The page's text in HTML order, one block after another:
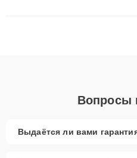
Вопросы
Выдаётся ли вами